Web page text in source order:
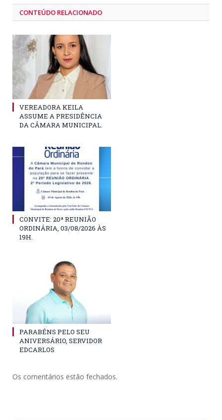
CONTEÚDO RELACIONADO
VEREADORA KEILA
ASSUME A PRESIDÊNCIA
DA CÂMARA MUNICIPAL.
CONVITE: 20ª REUNIÃO
ORDINÁRIA, 03/08/2026 ÀS
19H.
PARABÉNS PELO SEU
ANIVERSÁRIO, SERVIDOR
EDCARLOS
Os comentários estão fechados.